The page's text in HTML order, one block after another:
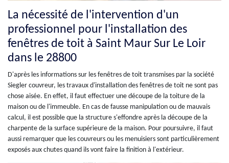
La nécessité de l'intervention d'un
professionnel pour l'installation des
fenêtres de toit à Saint Maur Sur Le Loir
dans le 28800
D'après les informations sur les fenêtres de toit transmises par la société
Siegler couvreur, les travaux d'installation des fenêtres de toit ne sont pas
chose aisée. En effet, il faut effectuer une découpe de la toiture de la
maison ou de l'immeuble. En cas de fausse manipulation ou de mauvais
calcul, il est possible que la structure s'effondre après la découpe de la
charpente de la surface supérieure de la maison. Pour poursuivre, il faut
aussi remarquer que les couvreurs ou les menuisiers sont particulièrement
exposés aux chutes quand ils vont faire la finition à l'extérieur.